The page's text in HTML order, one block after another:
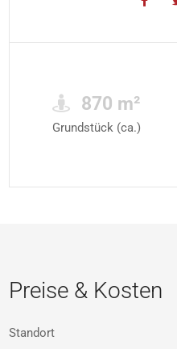
870 m²
Grundstück (ca.)
Preise & Kosten
Standort